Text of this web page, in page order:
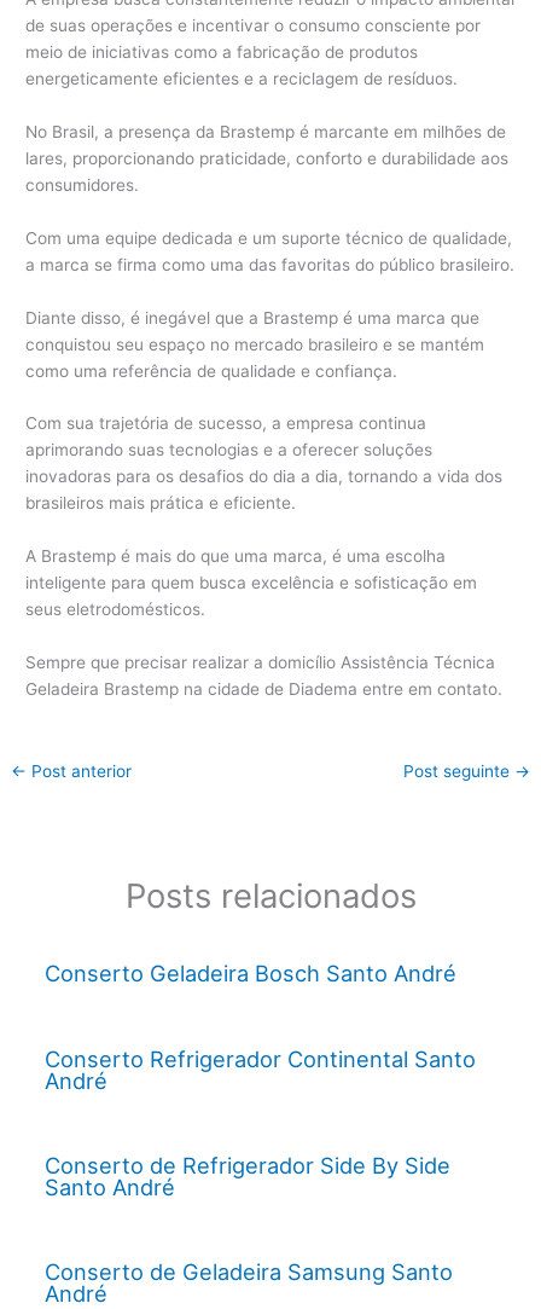
de suas operações e incentivar o consumo consciente por
meio de iniciativas como a fabricação de produtos
energeticamente eficientes e a reciclagem de resíduos.
No Brasil, a presença da Brastemp é marcante em milhões de
lares, proporcionando praticidade, conforto e durabilidade aos
consumidores.
Com uma equipe dedicada e um suporte técnico de qualidade,
a marca se firma como uma das favoritas do público brasileiro.
Diante disso, é inegável que a Brastemp é uma marca que
conquistou seu espaço no mercado brasileiro e se mantém
como uma referência de qualidade e confiança.
Com sua trajetória de sucesso, a empresa continua
aprimorando suas tecnologias e a oferecer soluções
inovadoras para os desafios do dia a dia, tornando a vida dos
brasileiros mais prática e eficiente.
A Brastemp é mais do que uma marca, é uma escolha
inteligente para quem busca excelência e sofisticação em
seus eletrodomésticos.
Sempre que precisar realizar a domicílio Assistência Técnica
Geladeira Brastemp na cidade de Diadema entre em contato.
← Post anterior Post seguinte →
Posts relacionados
Conserto Geladeira Bosch Santo André
Conserto Refrigerador Continental Santo
André
Conserto de Refrigerador Side By Side
Santo André
Conserto de Geladeira Samsung Santo
André